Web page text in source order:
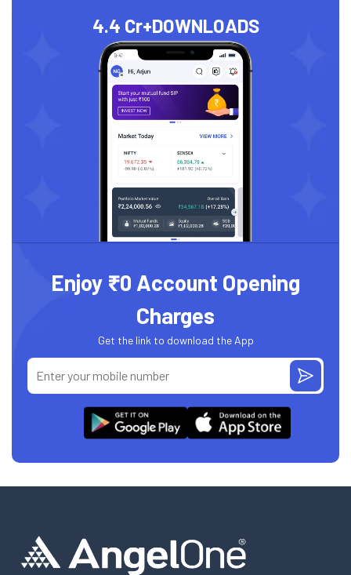
4.4 Cr+DOWNLOADS
Enjoy ₹0 Account Opening
Charges
Get the link to download the App